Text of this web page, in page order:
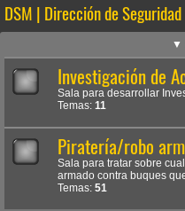
DSM | Dirección de
▼
Investigación de
Sala para desarrollar
Temas: 11
Piratería/robo
Sala para tratar sobre
armado contra buques
Temas: 51